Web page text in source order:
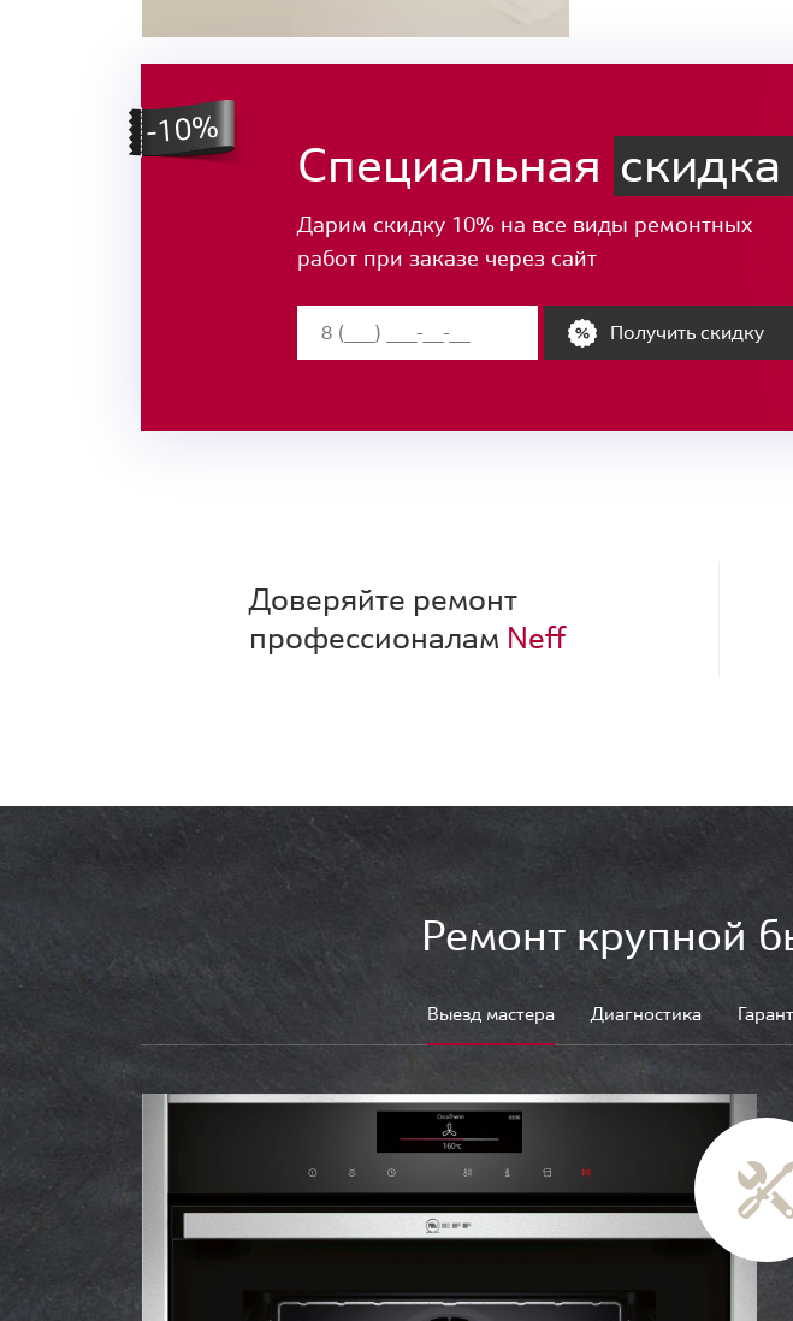
Специальная
Дарим скидку 10% на все виды ремонтных
работ при заказе через сайт
Получить скидку
Доверяйте ремонт
профессионалам Neff
Ремонт крупной
Выезд мастера Диагностика